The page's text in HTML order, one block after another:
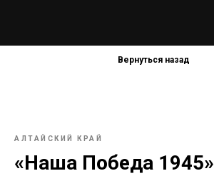
Вернуться назад
АЛТАЙСКИЙ КРАЙ
«Наша Победа 1945»